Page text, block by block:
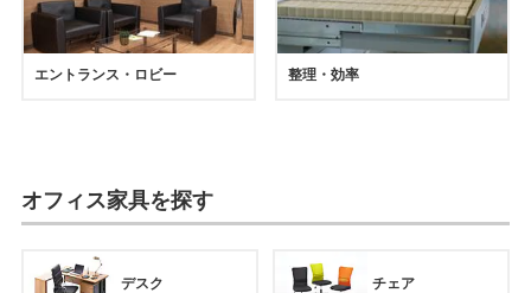
エントランス・ロビー 整理・効率
オフィス家具を探す
デスク チェア